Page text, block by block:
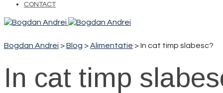
CONTACT
Bogdan Andrei >Blog >Alimentatie >In cat timp slabesc?
In cat timp